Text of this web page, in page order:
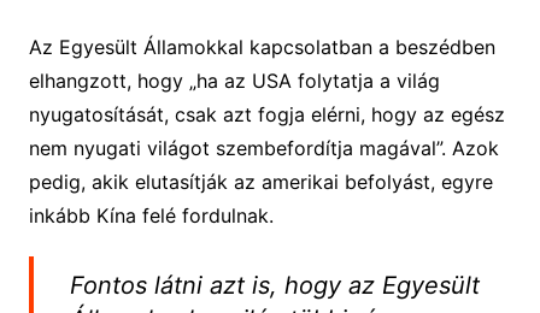
Az Egyesült Államokkal kapcsolatban a beszédben
elhangzott, hogy „ha az USA folytatja a világ
nyugatosítását, csak azt fogja elérni, hogy az egész
nem nyugati világot szembefordítja magával”. Azok
pedig, akik elutasítják az amerikai befolyást, egyre
inkább Kína felé fordulnak.
Fontos látni azt is, hogy az Egyesült